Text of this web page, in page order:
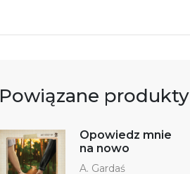
Powiązane produkty
Opowiedz mnie
na nowo
A. Gardaś